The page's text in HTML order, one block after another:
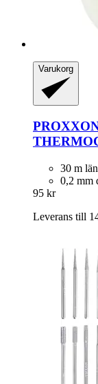
Varukorg
30 m
0,2 mm
95 kr
Leverans till